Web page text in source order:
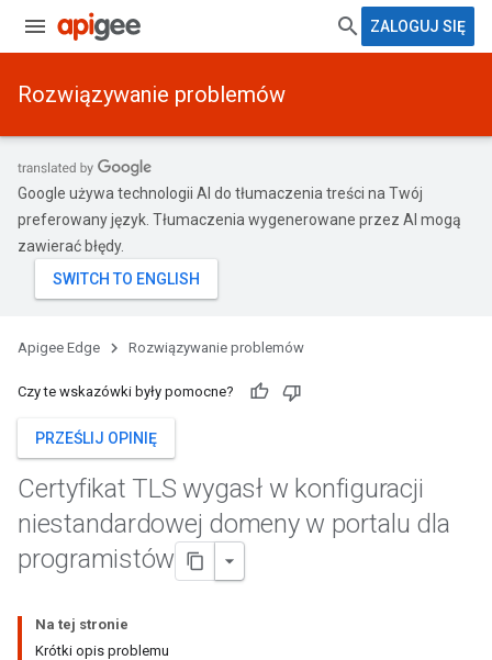
ZALOGUJ SIĘ
Rozwiązywanie problemów
Google używa technologii AI do tłumaczenia treści na Twój
preferowany język. Tłumaczenia wygenerowane przez AI mogą
zawierać błędy.
Apigee Edge Rozwiązywanie problemów
Czy te wskazówki były pomocne?
PRZEŚLIJ OPINIĘ
Certyfikat TLS wygasł w konfiguracji
niestandardowej domeny w portalu dla
programistów
Na tej stronie
Krótki opis problemu